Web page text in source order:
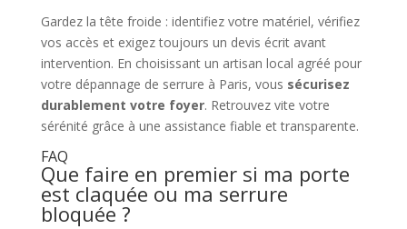
Gardez la tête froide : identifiez votre matériel, vérifiez
vos accès et exigez toujours un devis écrit avant
intervention. En choisissant un artisan local agréé pour
votre dépannage de serrure à Paris, vous sécurisez
durablement votre foyer. Retrouvez vite votre
sérénité grâce à une assistance fiable et transparente.
FAQ
Que faire en premier si ma porte
est claquée ou ma serrure
bloquée ?